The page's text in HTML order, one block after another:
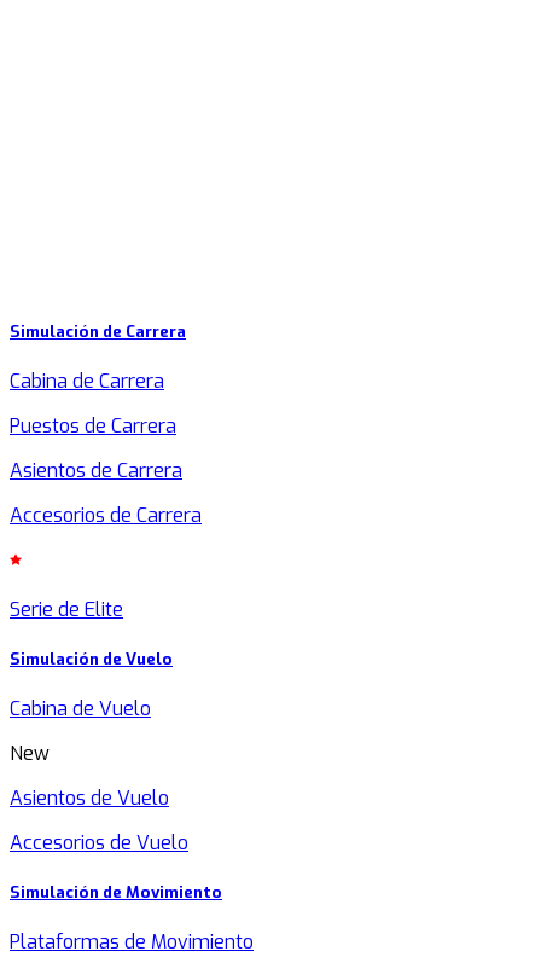
Simulación de Carrera
Cabina de Carrera
Puestos de Carrera
Asientos de Carrera
Accesorios de Carrera
Serie de Elite
Simulación de Vuelo
Cabina de Vuelo
New
Asientos de Vuelo
Accesorios de Vuelo
Simulación de Movimiento
Plataformas de Movimiento